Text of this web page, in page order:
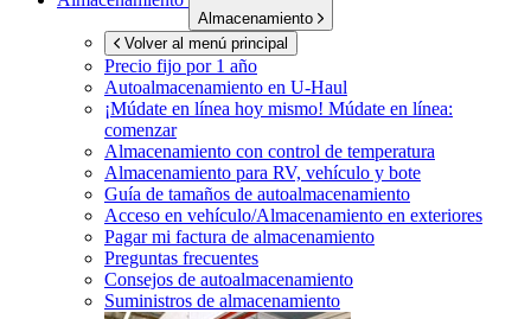
Almacenamiento
Volver al menú principal
Precio fijo por 1 año
Autoalmacenamiento en U-Haul
¡Múdate en línea hoy mismo! Múdate en línea:
comenzar
Almacenamiento con control de temperatura
Almacenamiento para RV, vehículo y bote
Guía de tamaños de autoalmacenamiento
Acceso en vehículo/Almacenamiento en exteriores
Pagar mi factura de almacenamiento
Preguntas frecuentes
Consejos de autoalmacenamiento
Suministros de almacenamiento